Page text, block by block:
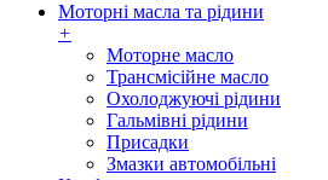
Моторні масла та рідини
+
Моторне масло
Трансмісійне масло
Охолоджуючі рідини
Гальмівні рідини
Присадки
Змазки автомобільні